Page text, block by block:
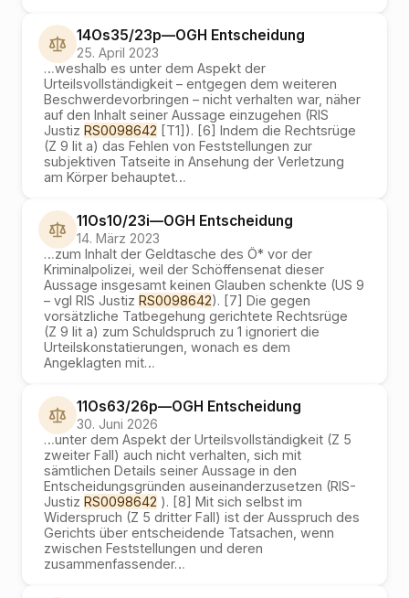
14Os35/23p—OGH Entscheidung
25. April 2023
…weshalb es unter dem Aspekt der
Urteilsvollständigkeit – entgegen dem weiteren
Beschwerdevorbringen – nicht verhalten war, näher
auf den Inhalt seiner Aussage einzugehen (RIS
Justiz RS0098642 [T1]). [6] Indem die Rechtsrüge
(Z 9 lit a) das Fehlen von Feststellungen zur
subjektiven Tatseite in Ansehung der Verletzung
am Körper behauptet…
11Os10/23i—OGH Entscheidung
14. März 2023
…zum Inhalt der Geldtasche des Ö* vor der
Kriminalpolizei, weil der Schöffensenat dieser
Aussage insgesamt keinen Glauben schenkte (US 9
– vgl RIS Justiz RS0098642). [7] Die gegen
vorsätzliche Tatbegehung gerichtete Rechtsrüge
(Z 9 lit a) zum Schuldspruch zu 1 ignoriert die
Urteilskonstatierungen, wonach es dem
Angeklagten mit…
11Os63/26p—OGH Entscheidung
30. Juni 2026
…unter dem Aspekt der Urteilsvollständigkeit (Z 5
zweiter Fall) auch nicht verhalten, sich mit
sämtlichen Details seiner Aussage in den
Entscheidungsgründen auseinanderzusetzen (RIS-
Justiz RS0098642 ). [8] Mit sich selbst im
Widerspruch (Z 5 dritter Fall) ist der Ausspruch des
Gerichts über entscheidende Tatsachen, wenn
zwischen Feststellungen und deren
zusammenfassender…